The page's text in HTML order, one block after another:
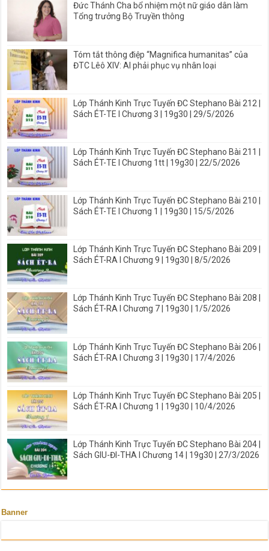
Đức Thánh Cha bổ nhiệm một nữ giáo dân làm
Tổng trưởng Bộ Truyền thông
Tóm tắt thông điệp “Magnifica humanitas” của
ĐTC Lêô XIV: AI phải phục vụ nhân loại
Lớp Thánh Kinh Trực Tuyến ĐC Stephano Bài 212 |
Sách ÉT-TE I Chương 3 | 19g30 | 29/5/2026
Lớp Thánh Kinh Trực Tuyến ĐC Stephano Bài 211 |
Sách ÉT-TE I Chương 1tt | 19g30 | 22/5/2026
Lớp Thánh Kinh Trực Tuyến ĐC Stephano Bài 210 |
Sách ÉT-TE I Chương 1 | 19g30 | 15/5/2026
Lớp Thánh Kinh Trực Tuyến ĐC Stephano Bài 209 |
Sách ÉT-RA I Chương 9 | 19g30 | 8/5/2026
Lớp Thánh Kinh Trực Tuyến ĐC Stephano Bài 208 |
Sách ÉT-RA I Chương 7 | 19g30 | 1/5/2026
Lớp Thánh Kinh Trực Tuyến ĐC Stephano Bài 206 |
Sách ÉT-RA I Chương 3 | 19g30 | 17/4/2026
Lớp Thánh Kinh Trực Tuyến ĐC Stephano Bài 205 |
Sách ÉT-RA I Chương 1 | 19g30 | 10/4/2026
Lớp Thánh Kinh Trực Tuyến ĐC Stephano Bài 204 |
Sách GIU-ĐI-THA I Chương 14 | 19g30 | 27/3/2026
Banner